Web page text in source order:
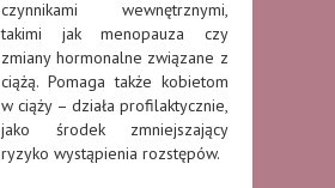
czynnikami wewnętrznymi,
takimi jak menopauza czy
zmiany hormonalne związane z
ciążą. Pomaga także kobietom
w ciąży – działa profilaktycznie,
jako środek zmniejszający
ryzyko wystąpienia rozstępów.